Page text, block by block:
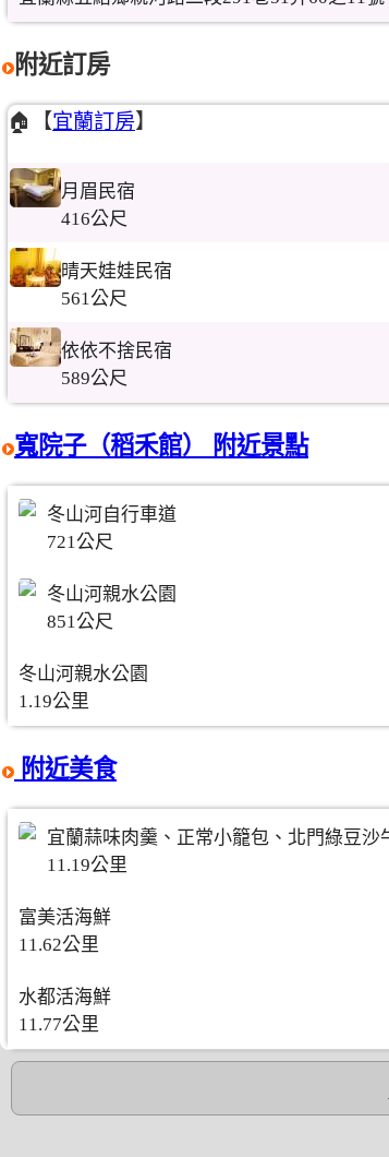
附近訂房
🏠【宜蘭訂房】
月眉民宿
416公尺
晴天娃娃民宿
561公尺
依依不捨民宿
589公尺
寬院子（稻禾館） 附近景點
冬山河自行車道
721公尺
冬山河親水公園
851公尺
冬山河親水公園
1.19公里
附近美食
宜蘭蒜味肉羹、正常小籠包、北門綠豆沙
11.19公里
富美活海鮮
11.62公里
水都活海鮮
11.77公里